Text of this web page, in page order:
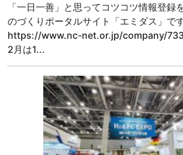
「一日一善」と思ってコツコツ情報登録
のづくりポータルサイト「エミダス」
https://www.nc-net.or.jp/
2月は1...